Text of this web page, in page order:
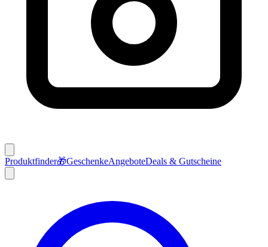
Produktfinder🎁GeschenkeAngeboteDeals & Gutscheine